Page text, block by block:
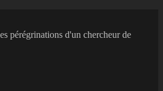
pérégrinations d'un chercheur de